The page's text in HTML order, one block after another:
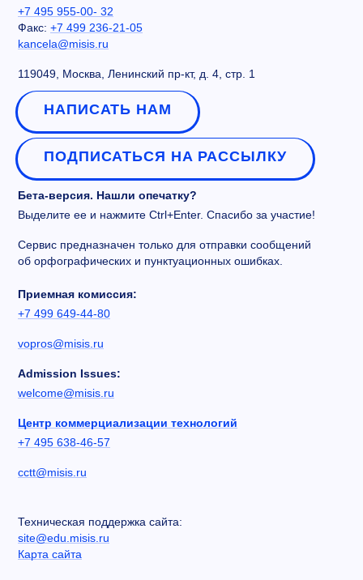
+7 495 955-00- 32
Факс: +7 499 236-21-05
kancela@misis.ru
119049, Москва, Ленинский пр-кт, д. 4, стр. 1
НАПИСАТЬ НАМ
ПОДПИСАТЬСЯ НА РАССЫЛКУ
Бета-версия. Нашли опечатку?
Выделите ее и нажмите Ctrl+Enter. Спасибо за участие!
Сервис предназначен только для отправки сообщений
об орфографических и пунктуационных ошибках.
Приемная комиссия:
+7 499 649-44-80
vopros@misis.ru
Admission Issues:
welcome@misis.ru
Центр коммерциализации технологий
+7 495 638-46-57
cctt@misis.ru
Техническая поддержка сайта:
site@edu.misis.ru
Карта сайта